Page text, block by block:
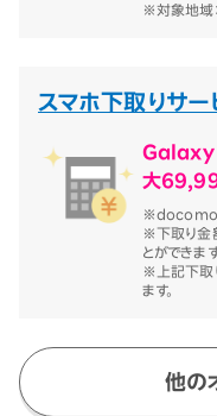
※対象地域
スマホ下取りサー
Galaxy
大
※docomo
※下取り金
とができます
※上記下取
ます。
他の